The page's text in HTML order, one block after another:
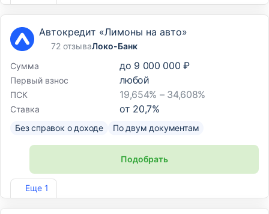
Еще 1
Автокредит «Лимоны на авто»
72 отзываЛоко-Банк
Сумма
до 9 000 000 ₽
Первый взнос любой
ПСК 19,654% – 34,608%
Ставка от 20,7%
Без справок о доходе По двум документам
Подобрать
Лиц. №2707